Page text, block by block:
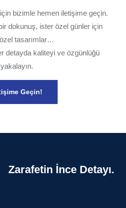
bizimle hemen iletişime geçin.
dokunuş, ister özel günler için
tasarımlar…
detayda kaliteyi ve özgünlüğü
yakalayın.
Geçin!
Zarafetin İnce Detayı.